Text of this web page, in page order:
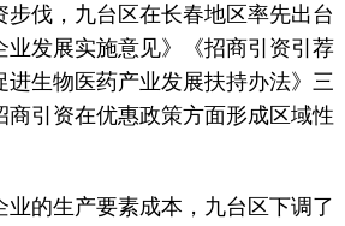
伐，九台区在长春地区率先出台
业发展实施意见》《招商引资引荐
进生物医药产业发展扶持办法》三
商引资在优惠政策方面形成区域性
的生产要素成本，九台区下调了